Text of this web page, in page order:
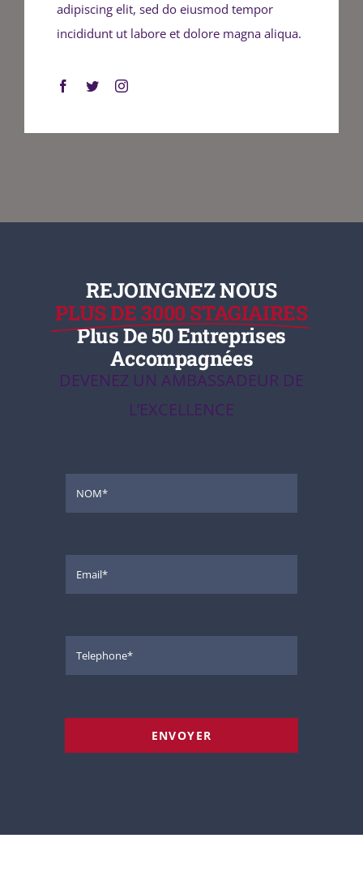
adipiscing elit, sed do eiusmod tempor
incididunt ut labore et dolore magna aliqua.
REJOINGNEZ NOUS
PLUS DE 3000 STAGIAIRES
Plus De 50 Entreprises
Accompagnées
DEVENEZ UN AMBASSADEUR DE
L’EXCELLENCE
ENVOYER